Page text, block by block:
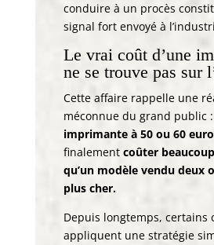
conduire à un procès
signal fort envoyé à
Le vrai coût d’une
ne se trouve pas sur
Cette affaire rappelle une
méconnue du grand public :
imprimante à 50 ou 60
finalementcoûter
qu’un modèle vendu deux
plus cher.
Depuis longtemps, certains
appliquent une stratégie